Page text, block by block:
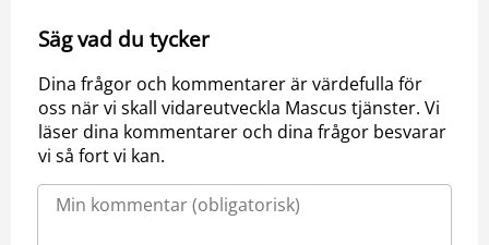
Säg vad du tycker
Dina frågor och kommentarer är värdefulla för
oss när vi skall vidareutveckla Mascus tjänster. Vi
läser dina kommentarer och dina frågor besvarar
vi så fort vi kan.